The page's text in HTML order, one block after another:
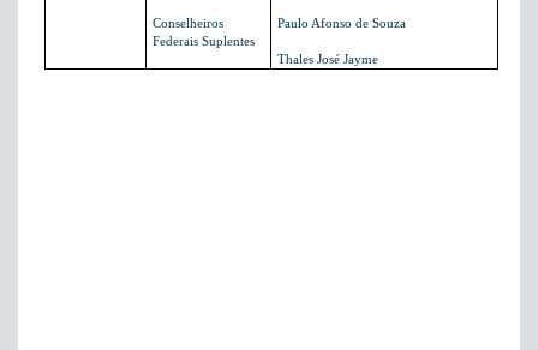
Conselheiros
Federais Suplentes
Paulo Afonso de Souza
Thales José Jayme